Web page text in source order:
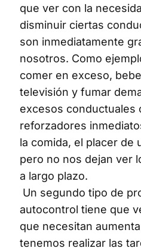
que ver con la
disminuir ciertas
son inmediatamente
nosotros. Como
comer en exceso,
televisión y fumar
excesos conductuales
reforzadores
la comida, el placer de
pero no nos dejan ver
a largo plazo.
Un segundo tipo de
autocontrol tiene que
que necesitan
tenemos realizar las